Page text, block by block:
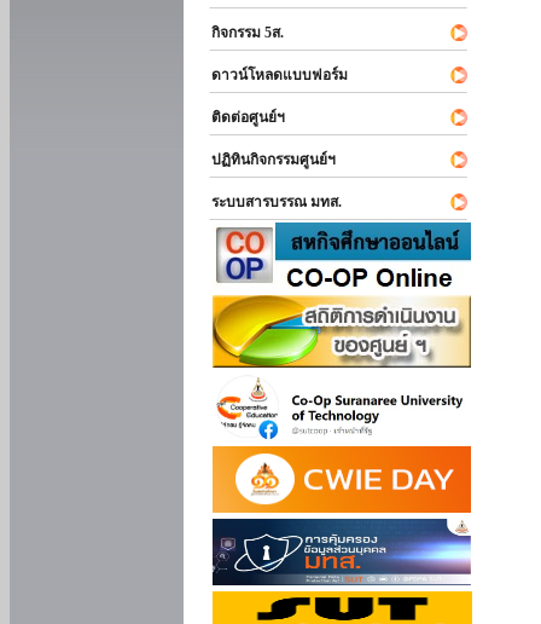
กิจกรรม 5ส.
ดาวน์โหลดแบบฟอร์ม
ติดต่อศูนย์ฯ
ปฏิทินกิจกรรมศูนย์ฯ
ระบบสารบรรณ มทส.